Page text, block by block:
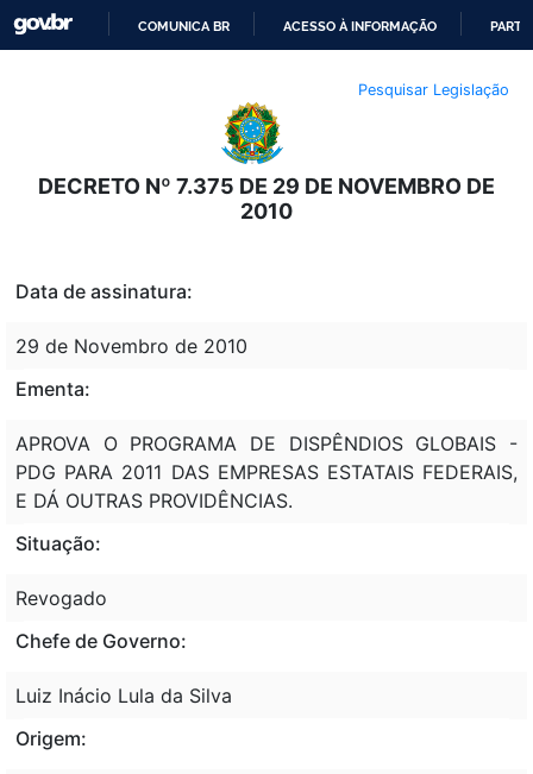
O
CONTEÚDO
COMUNICA BR ACESSO À INFORMAÇÃO
Pesquisar Legislação
DECRETO Nº 7.375 DE 29 DE NOVEMBRO DE
2010
Data de assinatura:
29 de Novembro de 2010
Ementa:
APROVA O PROGRAMA DE DISPÊNDIOS GLOBAIS -
PDG PARA 2011 DAS EMPRESAS ESTATAIS FEDERAIS,
E DÁ OUTRAS PROVIDÊNCIAS.
Situação:
Revogado
Chefe de Governo:
Luiz Inácio Lula da Silva
Origem: